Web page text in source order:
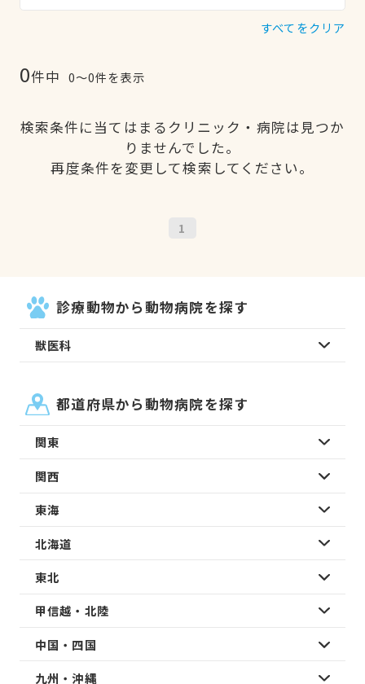
すべてをクリア
0件中 0〜0件を表示
検索条件に当てはまるクリニック・病院は見つか
りませんでした。
再度条件を変更して検索してください。
1
診療動物から動物病院を探す
獣医科
都道府県から動物病院を探す
関東
関西
東海
北海道
東北
甲信越・北陸
中国・四国
九州・沖縄